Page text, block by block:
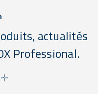
actualités
Professional.